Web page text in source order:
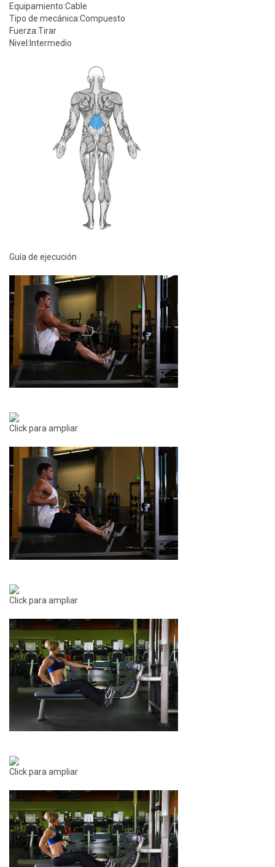
Equipamiento:Cable
Tipo de mecánica:Compuesto
Fuerza:Tirar
Nivel: Intermedio
Guía de ejecución
Click para ampliar
Click para ampliar
Click para ampliar